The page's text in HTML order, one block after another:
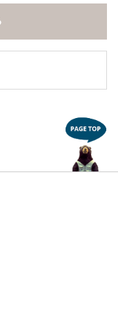
ます。
。
ご遠慮願います。